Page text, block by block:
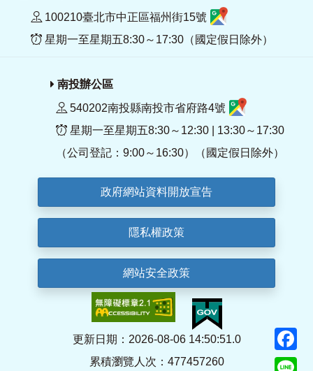
100210臺北市中正區福州街15號
星期一至星期五8:30～17:30（國定假日除外）
南投辦公區
540202南投縣南投市省府路4號
星期一至星期五8:30～12:30 | 13:30～17:30
（公司登記：9:00～16:30）（國定假日除外）
政府網站資料開放宣告
隱私權政策
網站安全政策
更新日期：2026-08-06 14:50:51.0
累積瀏覽人次：477457260